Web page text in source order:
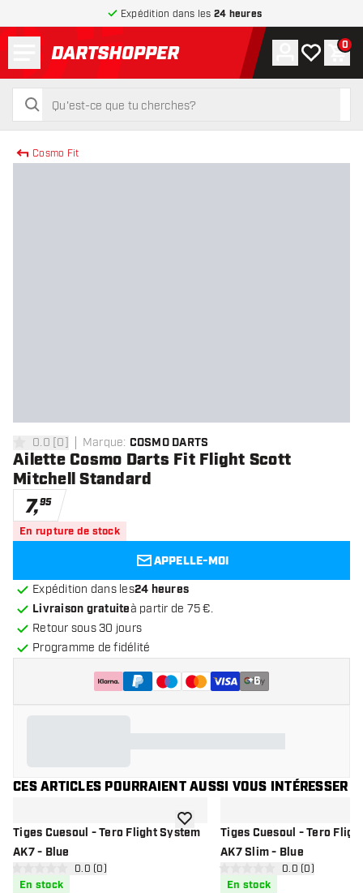
Expédition dans les 24 heures
retour à la page d’accueil
rechercher
rechercher
Compte
Ma liste0
Cosmo Fit
0 étoiles de notation
0.0 [0] Marque: COSMO DARTS
Ailette Cosmo Darts Fit Flight Scott
Mitchell Standard
7,95
En rupture de stock
APPELLE-MOI
Expédition dans les24 heures
Livraison gratuiteà partir de 75 €.
Retour sous 30 jours
Programme de fidélité
+6
CES ARTICLES POURRAIENT AUSSI VOUS INTÉRESSER
Tiges Cuesoul - Tero Flight System
AK7 - Blue
ouvrir le panneau des avis
0 étoiles de notation
0.0 (0)
En stock
ajouter à la liste de souhaits
Tiges Cuesoul - Tero
AK7 Slim - Blue
ouvrir le
0 étoiles de notation
0.0 (0)
En stock